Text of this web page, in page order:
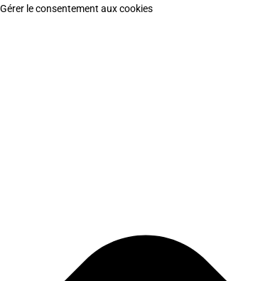
Gérer le consentement aux cookies